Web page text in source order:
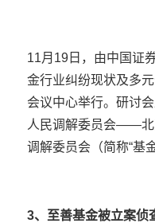
11月19日，由中国证
金行业纠纷现状及多
会议中心举行。研讨
人民调解委员会——北
调解委员会（简称“基
3、至善基金被立案侦